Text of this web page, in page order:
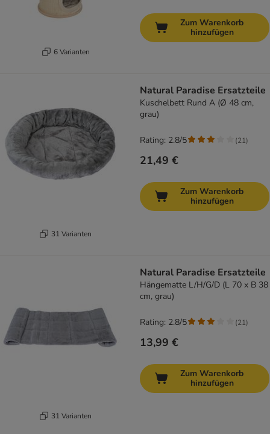
6 Varianten
Zum Warenkorb
hinzufügen
31 Varianten
Natural Paradise Ersatzteile
Kuschelbett Rund A (Ø 48 cm,
grau)
21,49 €
Rating: 2.8/5 (21)
Zum Warenkorb
hinzufügen
31 Varianten
Natural Paradise Ersatzteile
Hängematte L/H/G/D (L 70 x B 38
cm, grau)
13,99 €
Rating: 2.8/5 (21)
Zum Warenkorb
hinzufügen